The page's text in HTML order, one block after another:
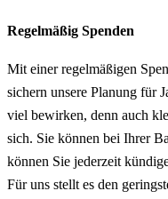
Regelmäßig Spenden
Mit einer regelmäßigen
sichern unsere Planung für
viel bewirken, denn auch
sich. Sie können bei Ihrer
können Sie jederzeit
Für uns stellt es den